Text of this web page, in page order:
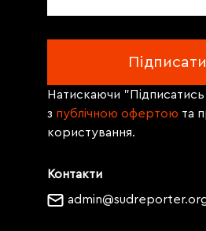
Контакти
Натискаючи
з публічною офертою та
користування.